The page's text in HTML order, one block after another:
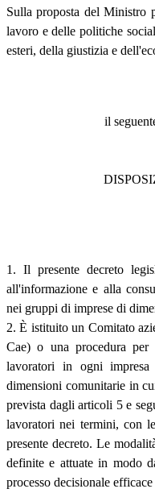
Sulla proposta del Ministro
lavoro e delle politiche
esteri, della giustizia e
il
1. Il presente decreto
all'informazione e alla
nei gruppi di imprese di
2. È istituito un Comitato
Cae) o una procedura per
lavoratori in ogni
dimensioni comunitarie in
prevista dagli articoli 5 e
lavoratori nei termini, con
presente decreto. Le
definite e attuate in modo
processo decisionale